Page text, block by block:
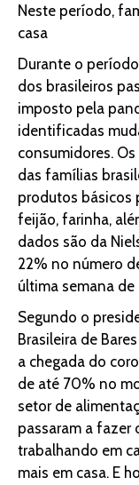
Neste período,
casa
Durante o
dos brasileiros
imposto pela
identificadas
consumidores.
das famílias
produtos básicos
feijão, farinha,
dados são da
22% no número
última semana de
Segundo o
Brasileira de
a chegada do
de até 70% no
setor de
passaram a fazer
trabalhando em
mais em casa. E